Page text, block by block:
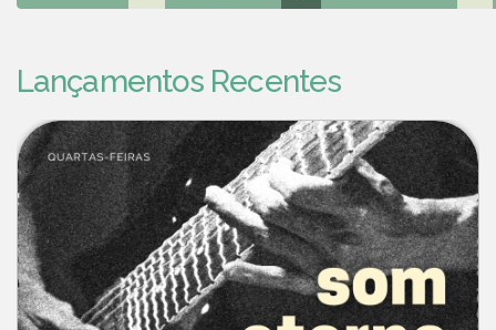
Lançamentos Recentes